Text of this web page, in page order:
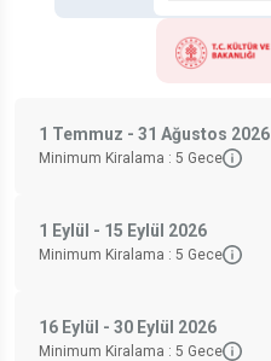
1 Temmuz - 31 Ağustos 2026
Minimum Kiralama : 5 Gece
1 Eylül - 15 Eylül 2026
Minimum Kiralama : 5 Gece
16 Eylül - 30 Eylül 2026
Minimum Kiralama : 5 Gece